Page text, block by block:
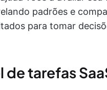
padrões e
para tomar
de tarefas